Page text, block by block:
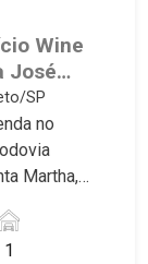
Wine
José
SP
no
Martha,
1